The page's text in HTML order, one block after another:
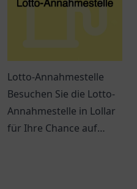
Lotto-Annahmestelle
Besuchen Sie die Lotto-
Annahmestelle in Lollar
für Ihre Chance auf